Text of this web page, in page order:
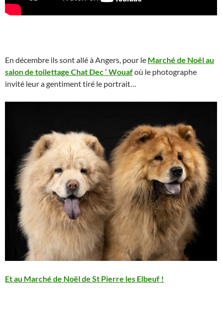
En décembre ils sont allé à Angers, pour le Marché de Noël au
salon de toilettage Chat Dec ‘ Wouafoù le photographe
invité leur a gentiment tiré le portrait…
Et au Marché de Noël de St Pierre les Elbeuf !